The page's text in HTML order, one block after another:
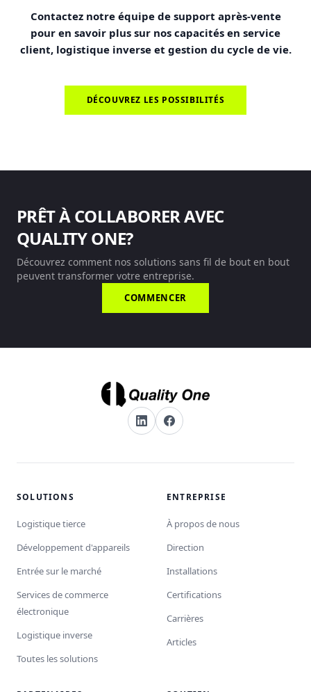
Contactez notre équipe de support après-vente
pour en savoir plus sur nos capacités en service
client, logistique inverse et gestion du cycle de vie.
DÉCOUVREZ LES POSSIBILITÉS
PRÊT À COLLABORER AVEC
QUALITY ONE?
Découvrez comment nos solutions sans fil de bout en bout
peuvent transformer votre entreprise.
COMMENCER
SOLUTIONS
Logistique tierce
Développement d'appareils
Entrée sur le marché
Services de commerce
électronique
Logistique inverse
Toutes les solutions
ENTREPRISE
À propos de nous
Direction
Installations
Certifications
Carrières
Articles